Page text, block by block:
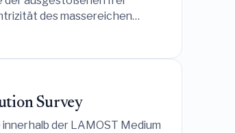
des massereichen
beobachtbaren
Survey
der LAMOST Medium